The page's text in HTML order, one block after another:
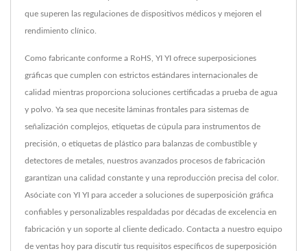
que superen las regulaciones de dispositivos médicos y mejoren el
rendimiento clínico.
Como fabricante conforme a RoHS, YI YI ofrece superposiciones
gráficas que cumplen con estrictos estándares internacionales de
calidad mientras proporciona soluciones certificadas a prueba de agua
y polvo. Ya sea que necesite láminas frontales para sistemas de
señalización complejos, etiquetas de cúpula para instrumentos de
precisión, o etiquetas de plástico para balanzas de combustible y
detectores de metales, nuestros avanzados procesos de fabricación
garantizan una calidad constante y una reproducción precisa del color.
Asóciate con YI YI para acceder a soluciones de superposición gráfica
confiables y personalizables respaldadas por décadas de excelencia en
fabricación y un soporte al cliente dedicado. Contacta a nuestro equipo
de ventas hoy para discutir tus requisitos específicos de superposición